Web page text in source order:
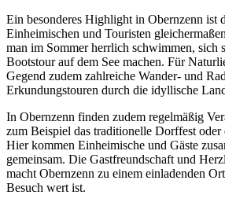
Ein besonderes Highlight in Obernzenn ist
Einheimischen und Touristen
man im Sommer herrlich schwimmen, sich
Bootstour auf dem See machen. Für
Gegend zudem zahlreiche Wander- und
Erkundungstouren durch die idyllische
In Obernzenn finden zudem regelmäßig
zum Beispiel das traditionelle Dorffest oder
Hier kommen Einheimische und Gäste
gemeinsam. Die Gastfreundschaft und
macht Obernzenn zu einem einladenden
Besuch wert ist.